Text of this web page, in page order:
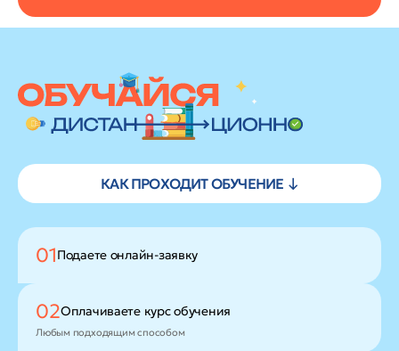
КАК ПРОХОДИТ ОБУЧЕНИЕ ↓
01Подаете онлайн-заявку
02Оплачиваете курс обучения
Любым подходящим способом